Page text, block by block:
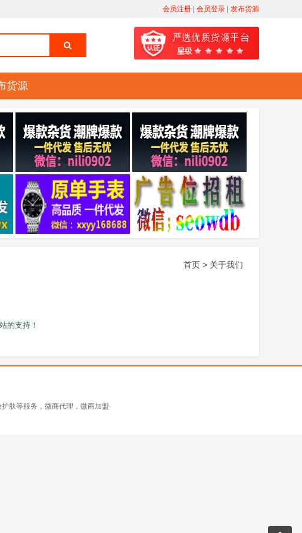
会员注册 会员登录 发布货源
货源
首页 > 关于我们
的支持！
肤等服务，微商代理，微商加盟